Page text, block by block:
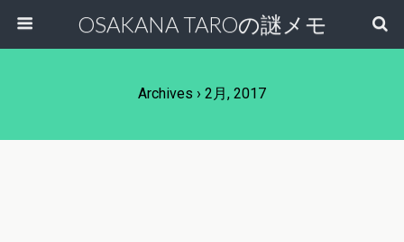
OSAKANA TAROの謎メモ
Archives › 2月, 2017